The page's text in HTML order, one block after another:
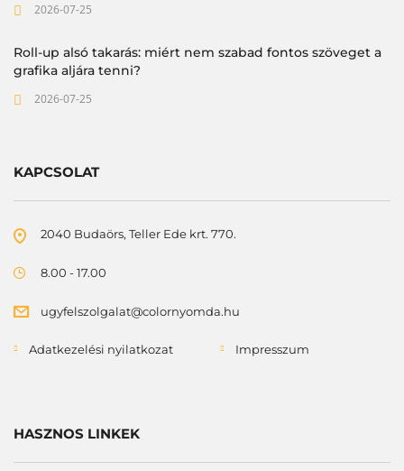
2026-07-25
Roll-up alsó takarás: miért nem szabad fontos szöveget a
grafika aljára tenni?
2026-07-25
KAPCSOLAT
2040 Budaörs, Teller Ede krt. 770.
8.00 - 17.00
ugyfelszolgalat@colornyomda.hu
Adatkezelési nyilatkozat Impresszum
HASZNOS LINKEK